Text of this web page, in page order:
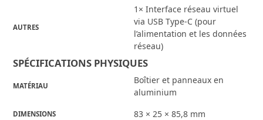
AUTRES
1× Interface réseau virtuel
via USB Type-C (pour
l’alimentation et les données
réseau)
SPÉCIFICATIONS PHYSIQUES
MATÉRIAU
Boîtier et panneaux en
aluminium
DIMENSIONS 83 × 25 × 85,8 mm